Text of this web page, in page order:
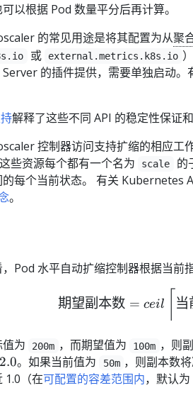
以根据 Pod 数量平分后再计算。
的常见用途是将其配置为从聚
或 external.metrics.k8s.io
的插件提供，需要单独启动。
解释了这些不同 API 的稳定性保证和
控制器访问支持扩缩的相应工
些资源每个都有一个名为
scale
的
每个当前状态。 有关 Kubernetes
。
Pod 水平自动扩缩控制器根据当前
期望副本数 = ceil 当
为 200m ，而期望值为 100m ，则
2.0。如果当前值为 50m ，则副本数
1.0（在可配置的容差范围内，默认